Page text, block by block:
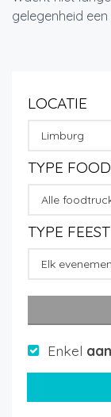
gelegenheid
LOCATIE
Limburg
TYPE
Alle
TYPE FEEST
Elk
Enkel